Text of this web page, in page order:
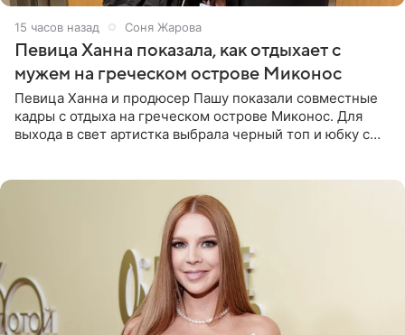
15 часов назад Соня Жарова
Певица Ханна показала, как отдыхает с
мужем на греческом острове Миконос
Певица Ханна и продюсер Пашу показали совместные
кадры с отдыха на греческом острове Миконос. Для
выхода в свет артистка выбрала черный топ и юбку с